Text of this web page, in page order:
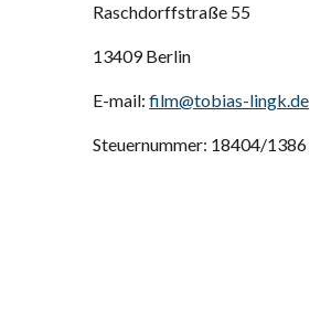
Raschdorffstraße 55
13409 Berlin
E-mail:film@tobias-lingk.de
Steuernummer: 18404/1386